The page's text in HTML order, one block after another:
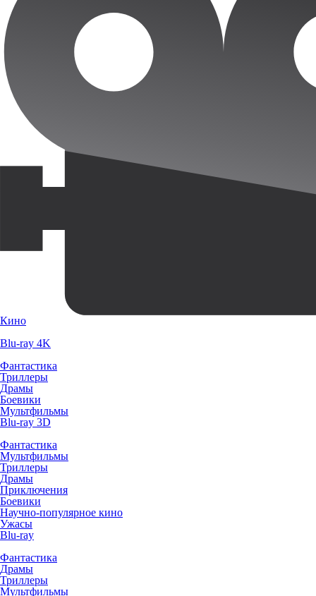
Кино
Blu-ray 4K
Фантастика
Триллеры
Драмы
Боевики
Мультфильмы
Blu-ray 3D
Фантастика
Мультфильмы
Триллеры
Драмы
Приключения
Боевики
Научно-популярное кино
Ужасы
Blu-ray
Фантастика
Драмы
Триллеры
Мультфильмы